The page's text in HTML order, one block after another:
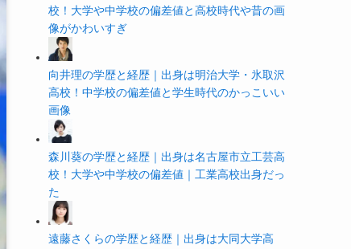
校！大学や中学校の偏差値と高校時代や昔の画
像がかわいすぎ
向井理の学歴と経歴｜出身は明治大学・氷取沢
高校！中学校の偏差値と学生時代のかっこいい
画像
森川葵の学歴と経歴｜出身は名古屋市立工芸高
校！大学や中学校の偏差値｜工業高校出身だっ
た
遠藤さくらの学歴と経歴｜出身は大同大学高